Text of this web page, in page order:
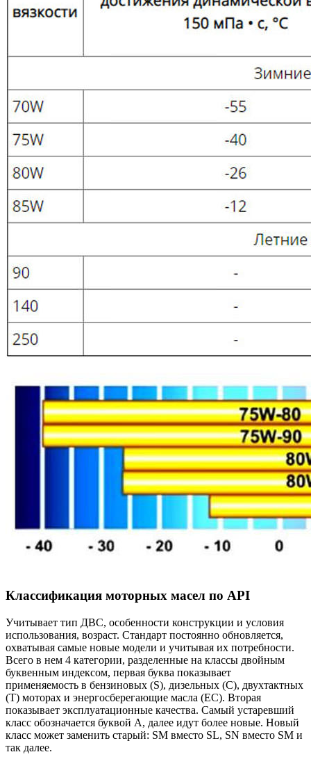
Классификация моторных масел по API
Учитывает тип ДВС, особенности конструкции и условия
использования, возраст. Стандарт постоянно обновляется,
охватывая самые новые модели и учитывая их потребности.
Всего в нем 4 категории, разделенные на классы двойным
буквенным индексом, первая буква показывает
применяемость в бензиновых (S), дизельных (C), двухтактных
(T) моторах и энергосберегающие масла (EC). Вторая
показывает эксплуатационные качества. Самый устаревший
класс обозначается буквой А, далее идут более новые. Новый
класс может заменить старый: SM вместо SL, SN вместо SM и
так далее.